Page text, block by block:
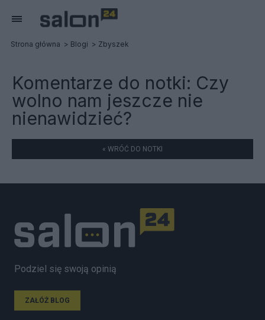
Strona główna Blogi Zbyszek
Komentarze do notki: Czy
wolno nam jeszcze nie
nienawidzieć?
« WRÓĆ DO NOTKI
Podziel się swoją opinią
ZAŁÓŻ BLOG